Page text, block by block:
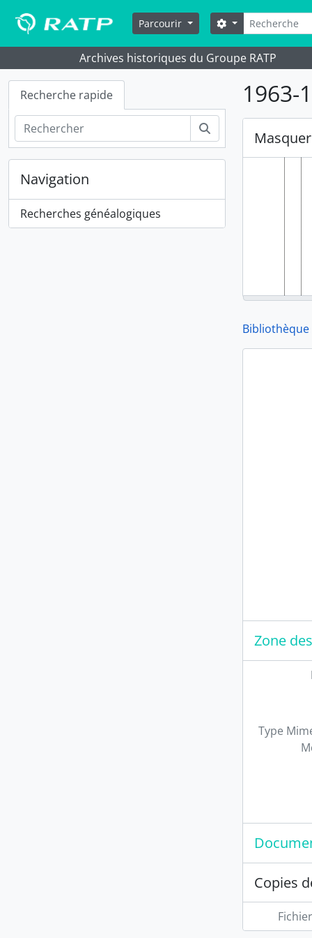
Skip to main content
Parcourir
Rechercher
Options de
Archives historiques du Groupe RATP
Recherche rapide
Navigation
Recherches généalogiques
1963-
Bibliothèque
Zone
Type
Copies